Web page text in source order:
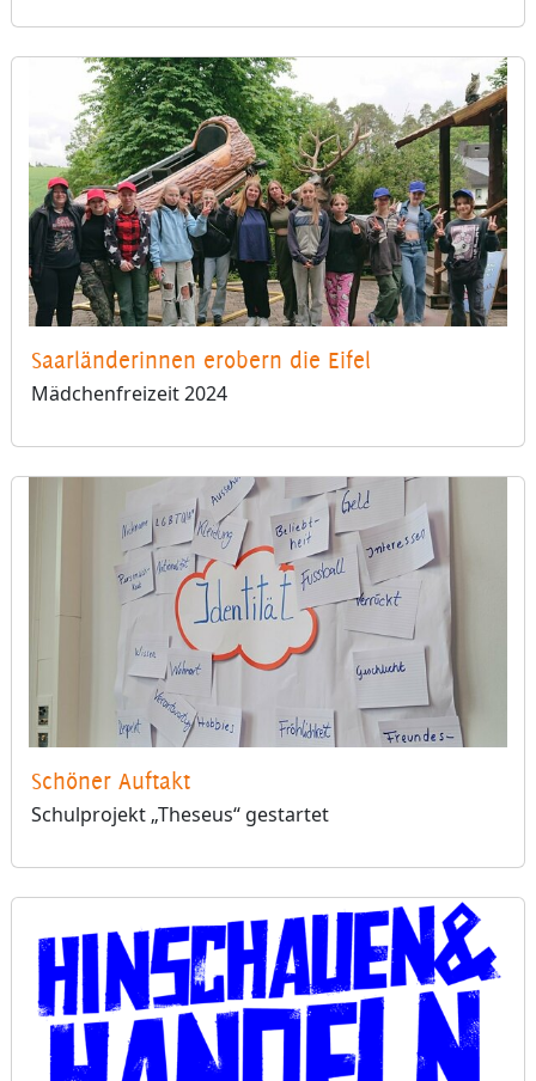
Saarländerinnen erobern die Eifel
Mädchenfreizeit 2024
Schöner Auftakt
Schulprojekt „Theseus“ gestartet